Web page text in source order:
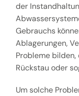
der
Gebrauchs
Ablagerungen,
Probleme bilden,
Rückstau oder
Um solche